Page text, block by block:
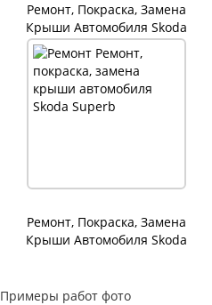
Ремонт, Покраска, Замена
Крыши Автомобиля Skoda
Kodiaq
Ремонт, Покраска, Замена
Крыши Автомобиля Skoda
Примеры работ фото